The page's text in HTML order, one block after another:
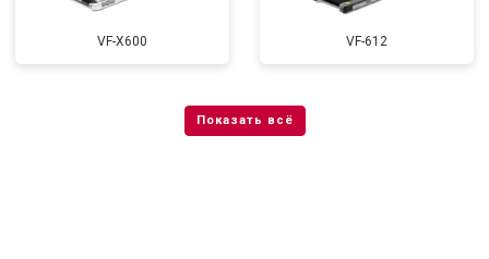
VF-X600 VF-612